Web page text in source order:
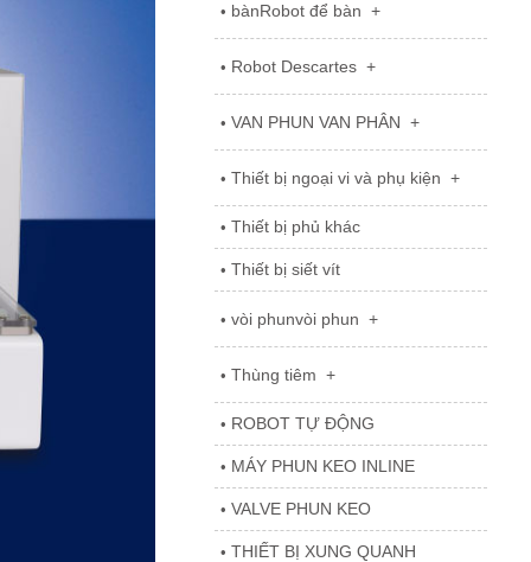
• bànRobot để bàn +
• Robot Descartes +
• VAN PHUN VAN PHÂN +
• Thiết bị ngoại vi và phụ kiện +
• Thiết bị phủ khác
• Thiết bị siết vít
• vòi phunvòi phun +
• Thùng tiêm +
• ROBOT TỰ ĐỘNG
• MÁY PHUN KEO INLINE
• VALVE PHUN KEO
• THIẾT BỊ XUNG QUANH